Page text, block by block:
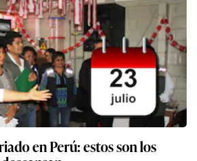
en Perú: estos son los